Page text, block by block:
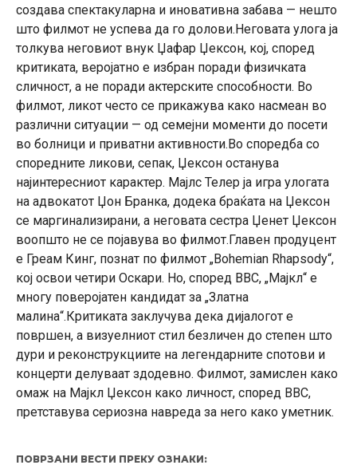
создава спектакуларна и иновативна забава — нешто
што филмот не успева да го долови.Неговата улога ја
толкува неговиот внук Џафар Џексон, кој, според
критиката, веројатно е избран поради физичката
сличност, а не поради актерските способности. Во
филмот, ликот често се прикажува како насмеан во
различни ситуации — од семејни моменти до посети
во болници и приватни активности.Во споредба со
споредните ликови, сепак, Џексон останува
најинтересниот карактер. Мајлс Телер ја игра улогата
на адвокатот Џон Бранка, додека браќата на Џексон
се маргинализирани, а неговата сестра Џенет Џексон
воопшто не се појавува во филмот.Главен продуцент
е Греам Кинг, познат по филмот „Bohemian Rhapsody“,
кој освои четири Оскари. Но, според BBC, „Мајкл“ е
многу поверојатен кандидат за „Златна
малина“.Критиката заклучува дека дијалогот е
површен, а визуелниот стил безличен до степен што
дури и реконструкциите на легендарните спотови и
концерти делуваат здодевно. Филмот, замислен како
омаж на Мајкл Џексон како личност, според BBC,
претставува сериозна навреда за него како уметник.
ПОВРЗАНИ ВЕСТИ ПРЕКУ ОЗНАКИ: